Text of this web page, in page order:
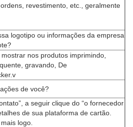
revestimento, etc., geralmente
logotipo ou informações da empresa
nos produtos imprimindo,
gravando, De
de você?
a seguir clique do “o fornecedor
de sua plataforma de cartão.
logo.